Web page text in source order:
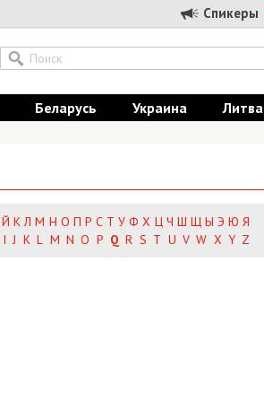
Спикеры
Беларусь Украина Литва
Й К Л М Н О П Р С Т У Ф Х Ц Ч Ш Щ Ы Э Ю Я
I J K L M N O P Q R S T U V W X Y Z